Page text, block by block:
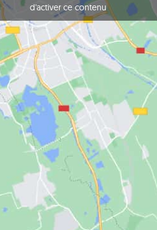
d'activer ce contenu